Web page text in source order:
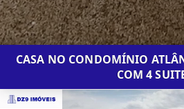
CASA NO CONDOMÍNIO
COM 4